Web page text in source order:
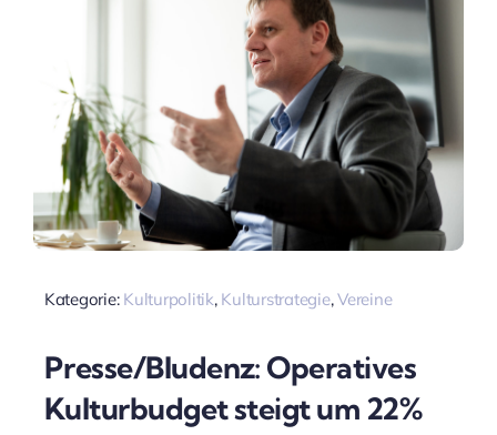
Kategorie: Kulturpolitik, Kulturstrategie,Vereine
Presse/Bludenz: Operatives
Kulturbudget steigt um 22%